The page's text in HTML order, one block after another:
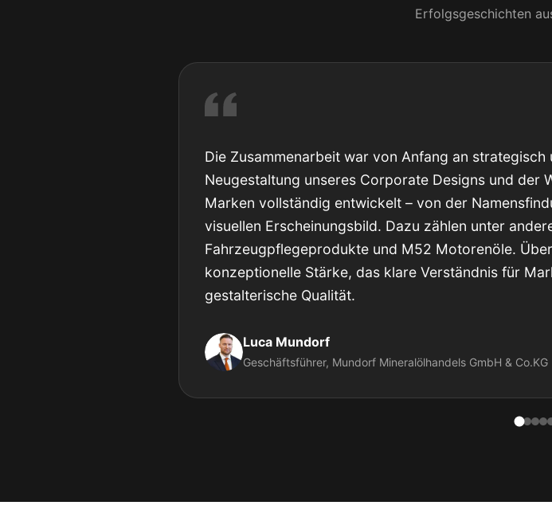
Erfolgsgeschichten
Die Zusammenarbeit war von Anfang an
Neugestaltung unseres Corporate Designs und der
Marken vollständig entwickelt – von der
visuellen Erscheinungsbild. Dazu zählen unter
Fahrzeugpflegeprodukte und M52 Motorenöle.
konzeptionelle Stärke, das klare Verständnis für
gestalterische Qualität.
Luca Mundorf
Geschäftsführer, Mundorf Mineralölhandels GmbH & Co.KG